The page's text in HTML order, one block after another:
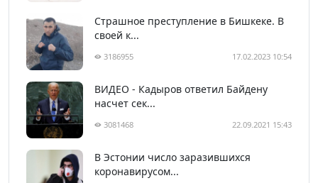
Страшное преступление в Бишкеке. В
своей к...
3186955 17.02.2023 10:54
ВИДЕО - Кадыров ответил Байдену
насчет сек...
3081468 22.09.2021 15:43
В Эстонии число заразившихся
коронавирусом...